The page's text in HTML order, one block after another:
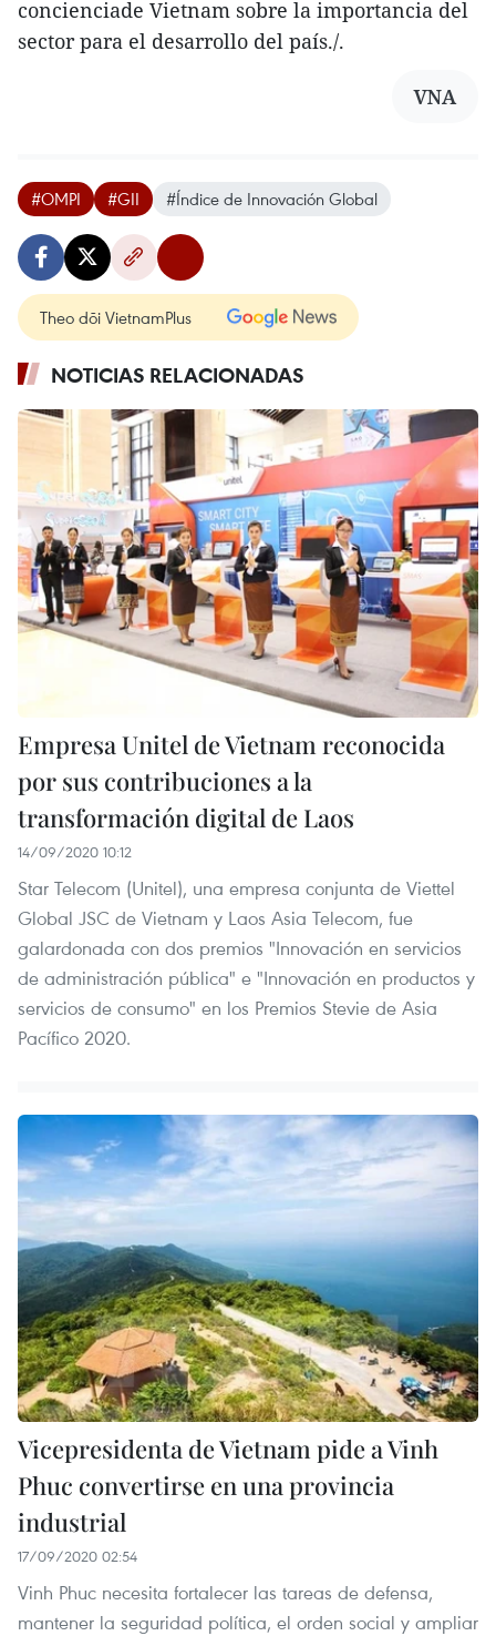
concienciade Vietnam sobre la importancia del
sector para el desarrollo del país./.
VNA
#OMPI #GII #Índice de Innovación Global
Theo dõi VietnamPlus
NOTICIAS RELACIONADAS
Empresa Unitel de Vietnam reconocida
por sus contribuciones a la
transformación digital de Laos
14/09/2020 10:12
Star Telecom (Unitel), una empresa conjunta de Viettel
Global JSC de Vietnam y Laos Asia Telecom, fue
galardonada con dos premios "Innovación en servicios
de administración pública" e "Innovación en productos y
servicios de consumo" en los Premios Stevie de Asia
Pacífico 2020.
Vicepresidenta de Vietnam pide a Vinh
Phuc convertirse en una provincia
industrial
17/09/2020 02:54
Vinh Phuc necesita fortalecer las tareas de defensa,
mantener la seguridad política, el orden social y ampliar